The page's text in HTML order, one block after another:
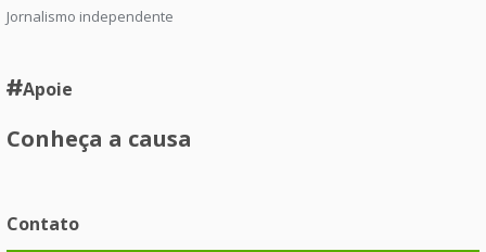
Jornalismo independente
Apoie
Conheça a causa
Contato